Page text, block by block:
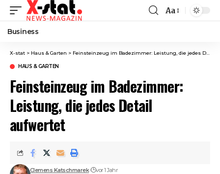
Font
Aa
Business
X-stat > Haus & Garten > Feinsteinzeug im Badezimmer: Leistung, die jedes Detail aufwertet
HAUS & GARTEN
Feinsteinzeug im Badezimmer:
Leistung, die jedes Detail
aufwertet
Clemens Katschmarek vor 1 Jahr